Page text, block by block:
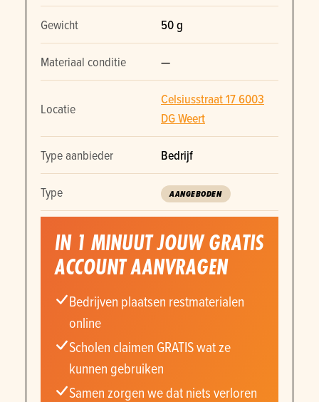
Gewicht 50 g
Materiaal conditie —
Locatie
Celsiusstraat 17 6003
DG Weert
Type aanbieder Bedrijf
Type AANGEBODEN
IN 1 MINUUT JOUW GRATIS
ACCOUNT AANVRAGEN
Bedrijven plaatsen restmaterialen
online
Scholen claimen GRATIS wat ze
kunnen gebruiken
Samen zorgen we dat niets verloren